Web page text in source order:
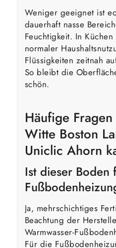
Weniger geeignet ist
dauerhaft nasse
Feuchtigkeit. In
normaler
Flüssigkeiten zeitnah
So bleibt die
schön.
Häufige
Witte Boston
Uniclic Ahorn
Ist dieser Boden
Ja, mehrschichtiges
Beachtung der
Warmwasser-
Für die